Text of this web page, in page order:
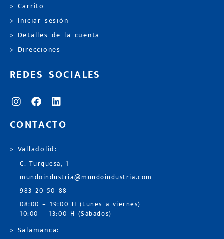
> Carrito
> Iniciar sesión
> Detalles de la cuenta
> Direcciones
REDES SOCIALES
CONTACTO
> Valladolid:
C. Turquesa, 1
mundoindustria@mundoindustria.com
983 20 50 88
08:00 – 19:00 H (Lunes a viernes)
10:00 – 13:00 H (Sábados)
> Salamanca: